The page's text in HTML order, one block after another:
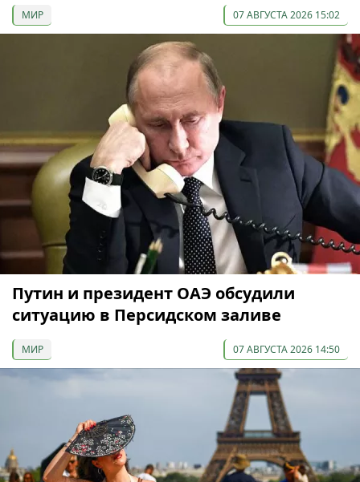
МИР 07 АВГУСТА 2026 15:02
Путин и президент ОАЭ обсудили
ситуацию в Персидском заливе
МИР 07 АВГУСТА 2026 14:50